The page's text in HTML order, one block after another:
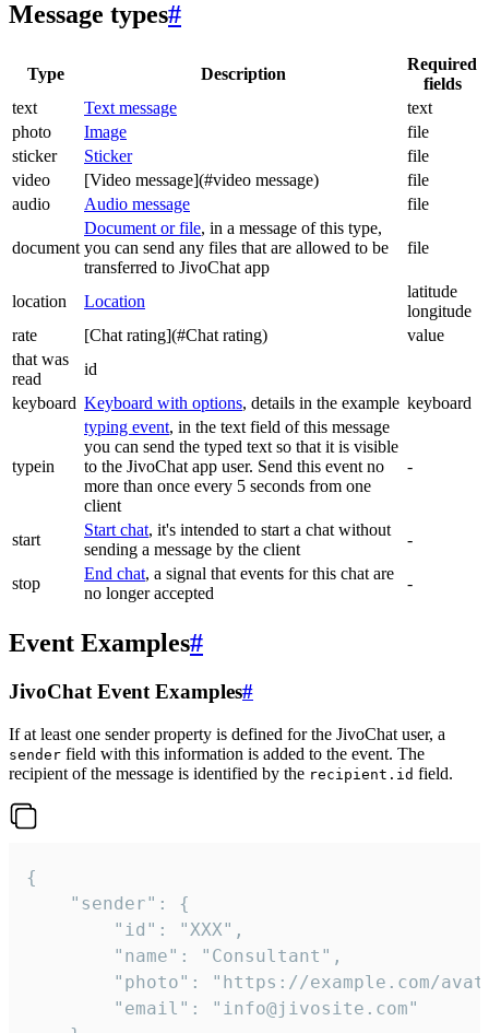
Message types#
Type Description
Required
fields
text
Text message
text
photo
Image
file
sticker
Sticker
file
video
[Video message](#video message)
file
audio
Audio message file
document
Document or file, in a message of this type,
you can send any files that are allowed to be
transferred to JivoChat app
file
location Location
latitude
longitude
rate
[Chat rating](#Chat rating)
value
that was
read
id
keyboard Keyboard with options, details in the example keyboard
typein
typing event, in the text field of this message
you can send the typed text so that it is visible
to the JivoChat app user. Send this event no
more than once every 5 seconds from one
client
-
start
Start chat, it's intended to start a chat without
sending a message by the client
-
stop
End chat, a signal that events for this chat are
no longer accepted
-
Event Examples#
JivoChat Event Examples#
If at least one sender property is defined for the JivoChat user, a
sender field with this information is added to the event. The
recipient of the message is identified by the recipient.id field.
{